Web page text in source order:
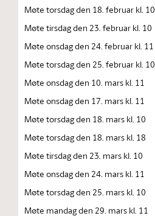
Møte torsdag den 18. februar kl. 10
Møte tirsdag den 23. februar kl. 10
Møte onsdag den 24. februar kl. 11
Møte torsdag den 25. februar kl. 10
Møte onsdag den 10. mars kl. 11
Møte onsdag den 17. mars kl. 11
Møte torsdag den 18. mars kl. 10
Møte torsdag den 18. mars kl. 18
Møte tirsdag den 23. mars kl. 10
Møte onsdag den 24. mars kl. 11
Møte torsdag den 25. mars kl. 10
Møte mandag den 29. mars kl. 11